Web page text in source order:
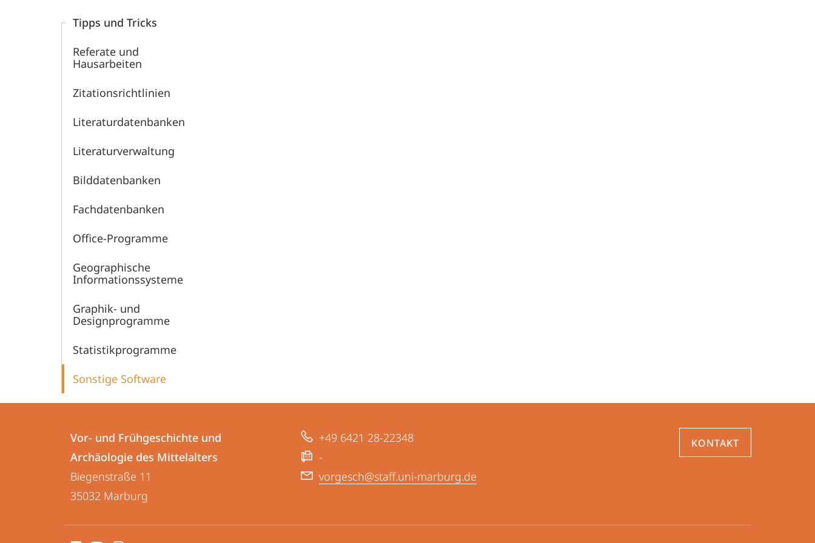
des
Tipps und Tricks
Referate und
Hausarbeiten
Zitationsrichtlinien
Literaturdatenbanken
Literaturverwaltung
Bilddatenbanken
Fachdatenbanken
Office-Programme
Geographische
Informationssysteme
Graphik- und
Designprogramme
Statistikprogramme
Sonstige Software
Informationen
Kontaktinformationen
Vor-
und
Frühgeschichte
Archäologie
Vor- und Frühgeschichte und
Archäologie des Mittelalters
Biegenstraße 11
35032 Marburg
+49 6421 28-22348
-
vorgesch@staff.uni-marburg.de
KONTAKT